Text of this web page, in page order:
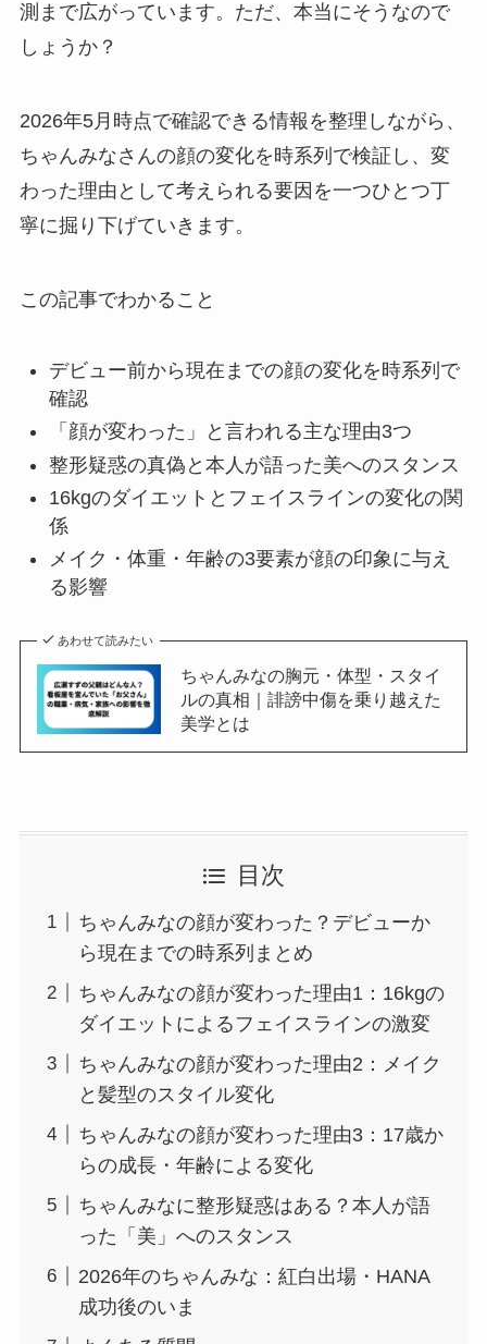
測まで広がっています。ただ、本当にそうなので
しょうか？
2026年5月時点で確認できる情報を整理しながら、
ちゃんみなさんの顔の変化を時系列で検証し、変
わった理由として考えられる要因を一つひとつ丁
寧に掘り下げていきます。
この記事でわかること
デビュー前から現在までの顔の変化を時系列で
確認
「顔が変わった」と言われる主な理由3つ
整形疑惑の真偽と本人が語った美へのスタンス
16kgのダイエットとフェイスラインの変化の関
係
メイク・体重・年齢の3要素が顔の印象に与え
る影響
あわせて読みたい
ちゃんみなの胸元・体型・スタイ
ルの真相｜誹謗中傷を乗り越えた
美学とは
目次
ちゃんみなの顔が変わった？デビューか
ら現在までの時系列まとめ
ちゃんみなの顔が変わった理由1：16kgの
ダイエットによるフェイスラインの激変
ちゃんみなの顔が変わった理由2：メイク
と髪型のスタイル変化
ちゃんみなの顔が変わった理由3：17歳か
らの成長・年齢による変化
ちゃんみなに整形疑惑はある？本人が語
った「美」へのスタンス
2026年のちゃんみな：紅白出場・HANA
成功後のいま